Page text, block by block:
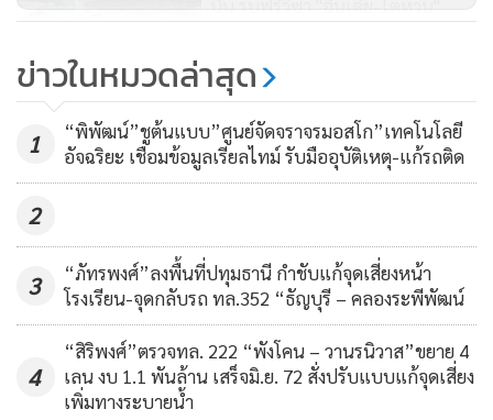
โดยจะรับทราบรายงานผลการดำเนินงานในรอบปี 2566 และ
พิจารณาและอนุมัติงบการเงินประจำปี 2566 สิ้นสุด ณ วันที่ 30
กันยายน 2566 โดยบอร์ด ทอท.เห็นสมควรเสนอผู้ถือหุ้น
พิจารณาจัดสรรเงินปันผลสำหรับผลการดำเนินงาน ประจำปี
บัญชี 2566 ในอัตราหุ้นละ 0.36 บาท คิดเป็นเงิน
5,142,852,000 บาท หรือเท่ากับ 60.74% ของกำไรสุทธิของงบ
การเงินเฉพาะบริษัทในปีบัญชี 2566 กำหนดจ่ายเงินปันผลในวัน
ที่ 14 กุมภาพันธ์ 2567 และให้รับเงินปันผลภายใน 10 ปี
นอกจากนี้ ยังจะมีการพิจารณาเลือกตั้งกรรมการแทนกรรมการ
บิน รับฟรีวีซ่า "อินเดีย-ไต้หวัน"
1,145
ทอท.จัดโปรฯ ให้ส่วนลดแอร์ไลน์
กระตุ้นตลาดการบินช่วง 5 เดือน รับ
วีซ่าฟรี
ข่าวในหมวดล่าสุด
1
“พิพัฒน์”ชูต้นแบบ”ศูนย์จัดจราจรมอสโก”เทคโนโลยี
อัจฉริยะ เชื่อมข้อมูลเรียลไทม์ รับมืออุบัติเหตุ-แก้รถติด
2
3
“ภัทรพงศ์”ลงพื้นที่ปทุมธานี กำชับแก้จุดเสี่ยงหน้า
โรงเรียน-จุดกลับรถ ทล.352 “ธัญบุรี – คลองระพีพัฒน์
4
“สิริพงศ์”ตรวจทล. 222 “พังโคน – วานรนิวาส”ขยาย 4
เลน งบ 1.1 พันล้าน เสร็จมิ.ย. 72 สั่งปรับแบบแก้จุดเสี่ยง
เพิ่มทางระบายน้ำ